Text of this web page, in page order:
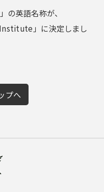
の英語名称が、
」に決定しまし
プへ